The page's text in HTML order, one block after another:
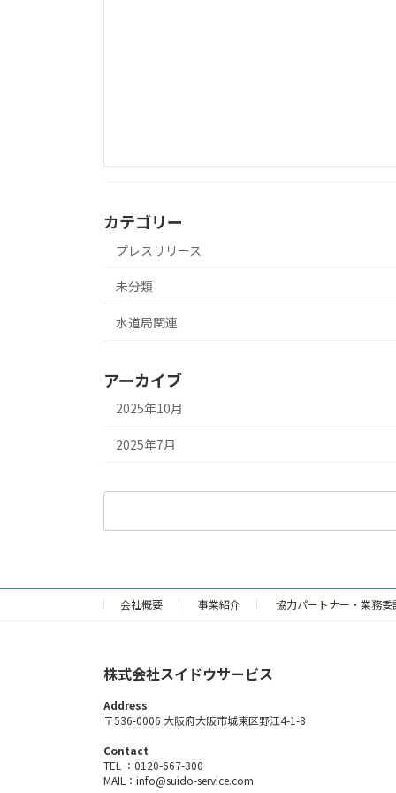
カテゴリー
プレスリリース
未分類
水道局関連
アーカイブ
2025年10月
2025年7月
会社概要 事業紹介 協力パートナー・業務委
株式会社スイドウサービス
Address
〒536-0006 大阪府大阪市城東区野江4-1-8
Contact
TEL ：0120-667-300
MAIL：info@suido-service.com